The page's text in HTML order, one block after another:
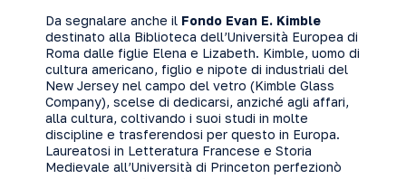
Da segnalare anche il Fondo Evan E. Kimble
destinato alla Biblioteca dell’Università Europea di
Roma dalle figlie Elena e Lizabeth. Kimble, uomo di
cultura americano, figlio e nipote di industriali del
New Jersey nel campo del vetro (Kimble Glass
Company), scelse di dedicarsi, anziché agli affari,
alla cultura, coltivando i suoi studi in molte
discipline e trasferendosi per questo in Europa.
Laureatosi in Letteratura Francese e Storia
Medievale all’Università di Princeton perfezionò